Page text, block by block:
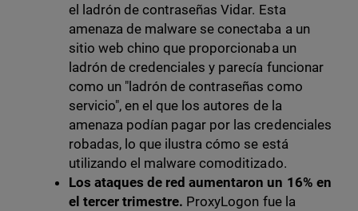
el ladrón de contraseñas Vidar. Esta
amenaza de malware se conectaba a un
sitio web chino que proporcionaba un
ladrón de credenciales y parecía funcionar
como un "ladrón de contraseñas como
servicio", en el que los autores de la
amenaza podían pagar por las credenciales
robadas, lo que ilustra cómo se está
utilizando el malware comoditizado.
Los ataques de red aumentaron un 16% en
el tercer trimestre. ProxyLogon fue la